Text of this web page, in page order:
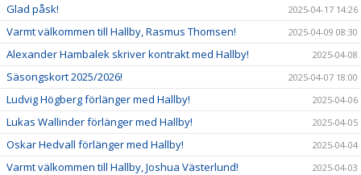
Glad påsk! 2025-04-17 14:26
Varmt välkommen till Hallby, Rasmus Thomsen! 2025-04-09 08:30
Alexander Hambalek skriver kontrakt med Hallby! 2025-04-08
Säsongskort 2025/2026! 2025-04-07 18:00
Ludvig Högberg förlänger med Hallby! 2025-04-06
Lukas Wallinder förlänger med Hallby! 2025-04-05
Oskar Hedvall förlänger med Hallby! 2025-04-04
Varmt välkommen till Hallby, Joshua Västerlund! 2025-04-03